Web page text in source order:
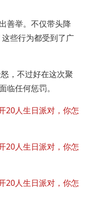
善举。不仅带头降
些行为都受到了广
，不过好在这次聚
临任何惩罚。